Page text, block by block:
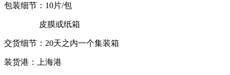
包装细节：10片/包
皮膜或纸箱
交货细节：20天之内一个集装箱
装货港：上海港